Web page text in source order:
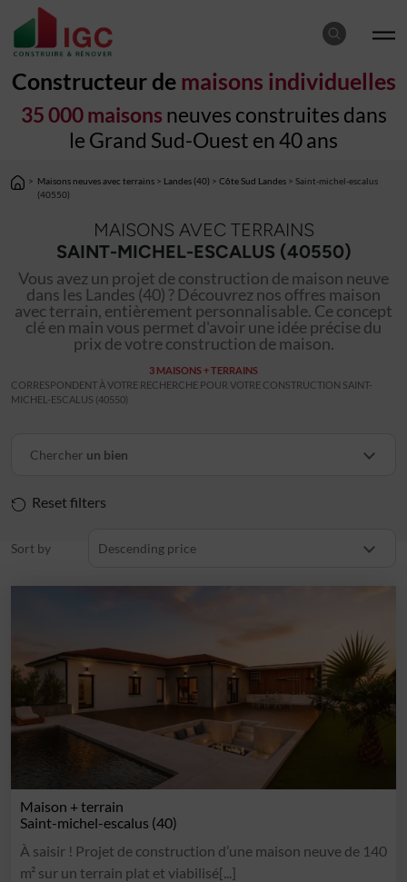
Constructeur de maisons individuelles
35 000 maisons neuves construites dans
le Grand Sud-Ouest en 40 ans
> Maisons neuves avec terrains > Landes (40) > Côte Sud Landes > Saint-michel-escalus
(40550)
MAISONS AVEC TERRAINS
SAINT-MICHEL-ESCALUS (40550)
Vous avez un projet de construction de maison neuve
dans les Landes (40) ? Découvrez nos offres maison
avec terrain, entièrement personnalisable. Ce concept
clé en main vous permet d'avoir une idée précise du
prix de votre construction de maison.
3 MAISONS + TERRAINS
CORRESPONDENT À VOTRE RECHERCHE POUR VOTRE CONSTRUCTION SAINT-
MICHEL-ESCALUS (40550)
Chercher un bien
Reset filters
Sort by Descending price
Maison + terrain
Saint-michel-escalus (40)
À saisir ! Projet de construction d’une maison neuve de 140
m² sur un terrain plat et viabilisé[...]